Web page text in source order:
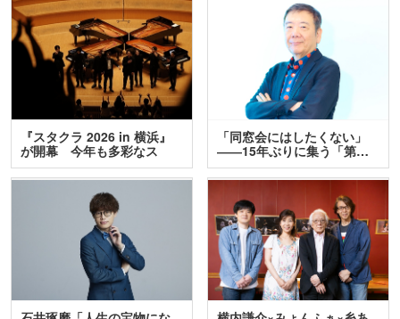
『スタクラ 2026 in 横浜』
が開幕 今年も多彩なス
テ…
「同窓会にはしたくない」
――15年ぶりに集う「第…